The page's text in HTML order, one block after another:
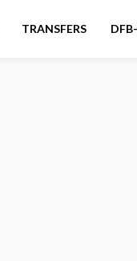
TRANSFERS